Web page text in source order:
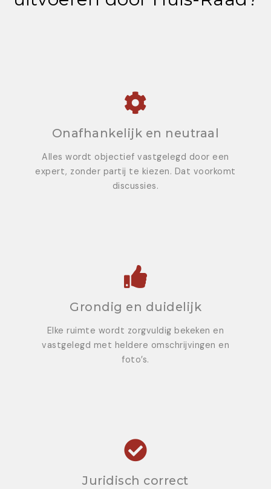
Onafhankelijk en neutraal
Alles wordt objectief vastgelegd door een
expert, zonder partij te kiezen. Dat voorkomt
discussies.
Grondig en duidelijk
Elke ruimte wordt zorgvuldig bekeken en
vastgelegd met heldere omschrijvingen en
foto’s.
Juridisch correct